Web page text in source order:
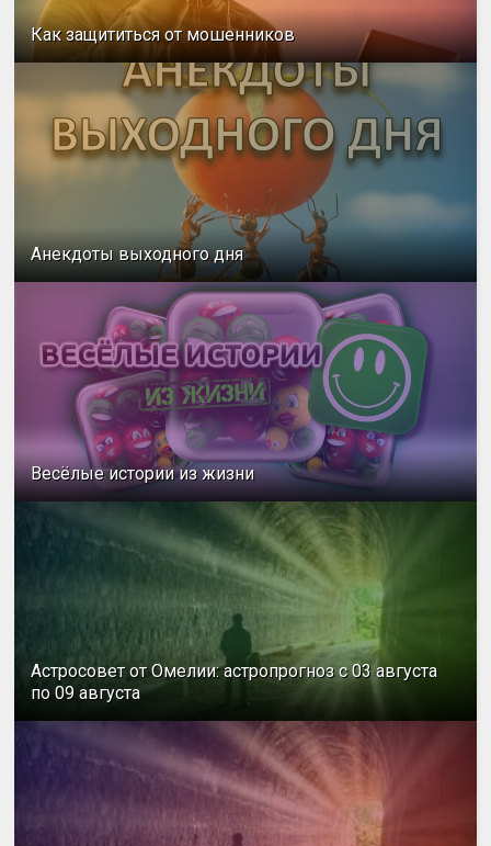
Как защититься от мошенников
Анекдоты выходного дня
Весёлые истории из жизни
Астросовет от Омелии: астропрогноз с 03 августа
по 09 августа